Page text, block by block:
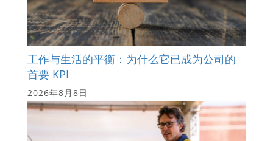
工作与生活的平衡：为什么它已成为公司的
首要 KPI
2026年8月8日